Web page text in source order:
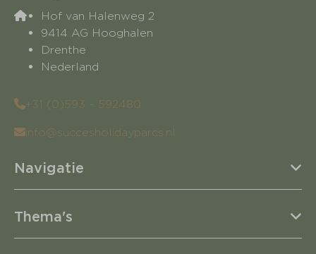
Hof van Halenweg 2
9414 AG Hooghalen
Drenthe
Nederland
+31 (0)593 – 592480
info@succesholidayparcs.nl
Navigatie
Thema's